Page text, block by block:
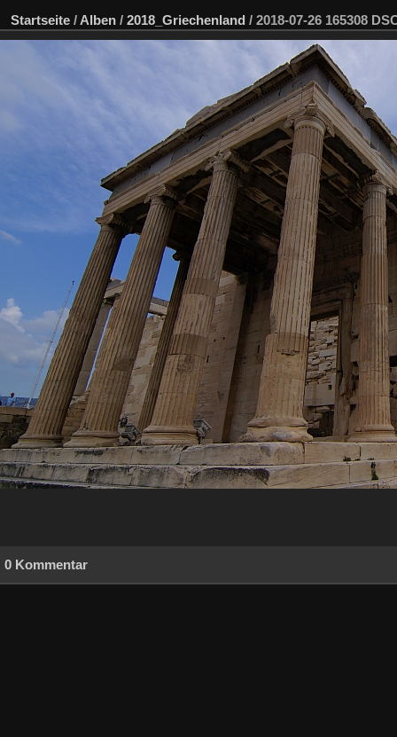
Startseite / Alben / 2018_Griechenland / 2018-07-26 165308
0 Kommentar